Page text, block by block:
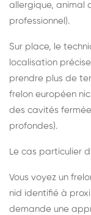
allergique, animal
professionnel).
Sur place, le
localisation
prendre plus de
frelon européen
des cavités
profondes).
Le cas particulier
Vous voyez un
nid identifié à
demande une